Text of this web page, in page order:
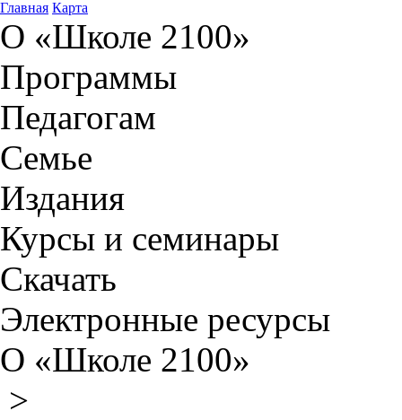
Главная Карта
О «Школе 2100»
Программы
Педагогам
Семье
Издания
Курсы и семинары
Скачать
Электронные ресурсы
О «Школе 2100»
>